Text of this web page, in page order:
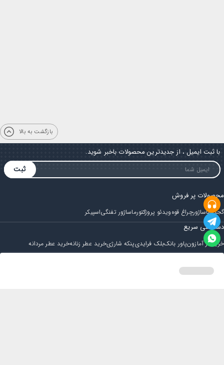
بازگشت به بالا
با ثبت ایمیل ، از جدیدترین محصولات باخبر شوید.
ثبت
محصولات پر فروش
گجتماساژورچراغ قوهویدئو پروژکتورماساژور تفنگیاسپیکر
دسترسی سریع
خرید از آمازونپاور بانکبلک فرایدیپنکه شارژیخرید عطر زنانهخرید عطر مردانه
مجله ایران باباحساب کاربری